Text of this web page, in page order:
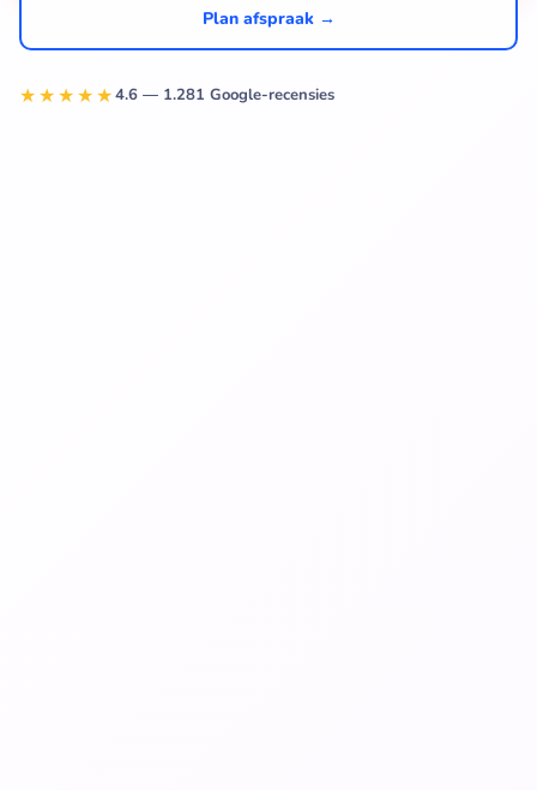
Plan afspraak →
★★★★★4.6 — 1.281 Google-recensies